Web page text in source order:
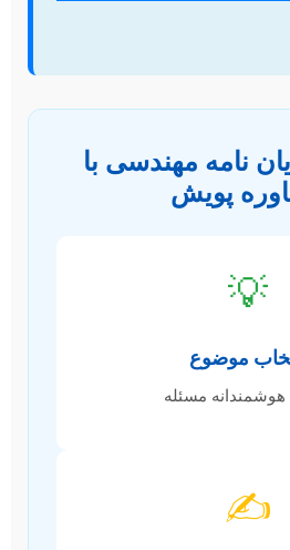
نامه مهندسی با
پویش
💡
موضوع
مسئله
✍️